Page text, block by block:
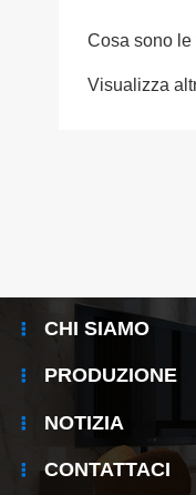
Cosa sono le
Visualizza
CHI SIAMO
PRODUZIONE
NOTIZIA
CONTATTACI